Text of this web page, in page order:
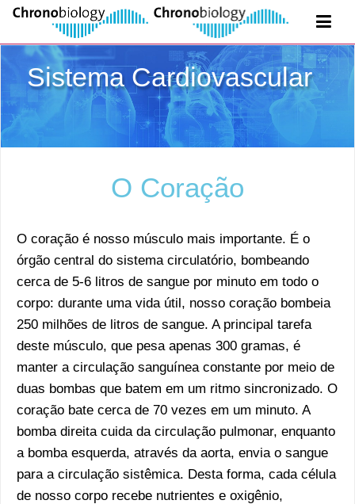
Sistema Cardiovascular
O Coração
O coração é nosso músculo mais importante. É o
órgão central do sistema circulatório, bombeando
cerca de 5-6 litros de sangue por minuto em todo o
corpo: durante uma vida útil, nosso coração bombeia
250 milhões de litros de sangue. A principal tarefa
deste músculo, que pesa apenas 300 gramas, é
manter a circulação sanguínea constante por meio de
duas bombas que batem em um ritmo sincronizado. O
coração bate cerca de 70 vezes em um minuto. A
bomba direita cuida da circulação pulmonar, enquanto
a bomba esquerda, através da aorta, envia o sangue
para a circulação sistêmica. Desta forma, cada célula
de nosso corpo recebe nutrientes e oxigênio,